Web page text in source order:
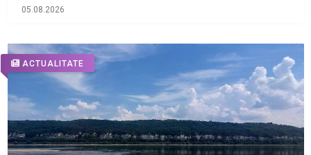
05.08.2026
ACTUALITATE